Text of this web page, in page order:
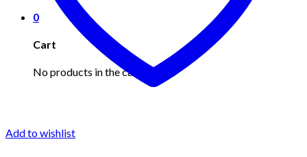
0
Cart
No products in the cart.
Add to wishlist